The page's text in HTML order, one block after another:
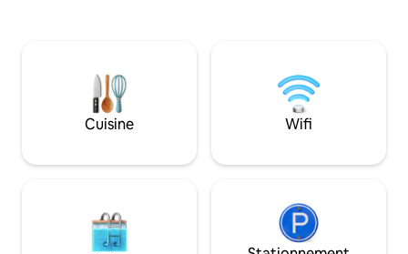
voyageurs non autorisés. ! REMARQUE :
de mars à mai, des travaux de
rénovation seront effectués dans les
maisons voisines, avec un risque de
semaine
Cuisine Wifi